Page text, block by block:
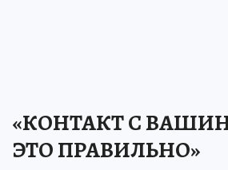
«КОНТАКТ С
ЭТО ПРАВИЛЬНО»